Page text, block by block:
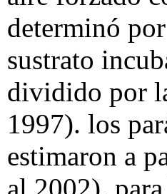
determinó
sustrato
dividido por
1997). los
estimaron a
al 2002),